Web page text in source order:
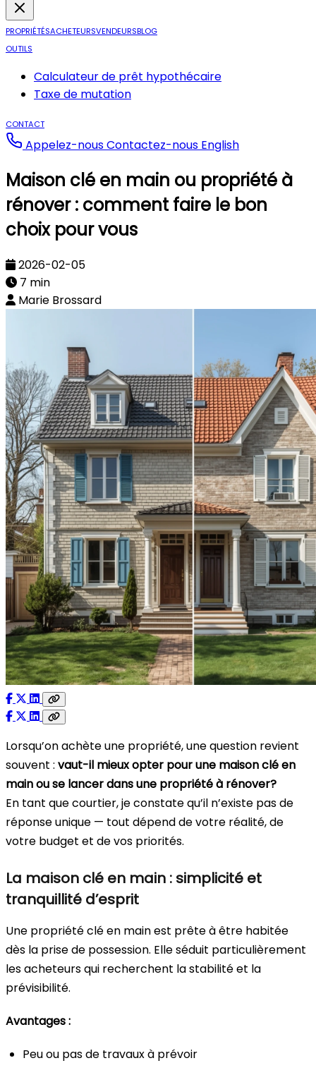
PROPRIÉTÉSACHETEURSVENDEURSBLOG
OUTILS
Calculateur de prêt hypothécaire
Taxe de mutation
CONTACT
Appelez-nousContactez-nous English
Maison clé en main ou propriété à
rénover : comment faire le bon
choix pour vous
2026-02-05
7 min
Marie Brossard
Lorsqu’on achète une propriété, une question revient
souvent : vaut-il mieux opter pour une maison clé en
main ou se lancer dans une propriété à rénover?
En tant que courtier, je constate qu’il n’existe pas de
réponse unique — tout dépend de votre réalité, de
votre budget et de vos priorités.
La maison clé en main : simplicité et
tranquillité d’esprit
Une propriété clé en main est prête à être habitée
dès la prise de possession. Elle séduit particulièrement
les acheteurs qui recherchent la stabilité et la
prévisibilité.
Avantages :
Peu ou pas de travaux à prévoir